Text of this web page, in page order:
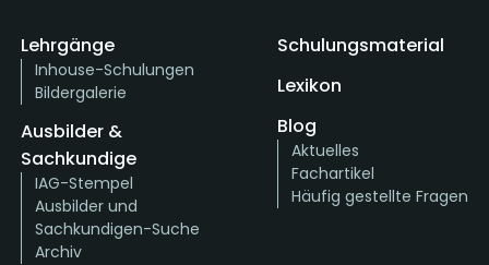
Lehrgänge
Inhouse-Schulungen
Bildergalerie
Ausbilder &
Sachkundige
IAG-Stempel
Ausbilder und
Sachkundigen-Suche
Archiv
Schulungsmaterial
Lexikon
Blog
Aktuelles
Fachartikel
Häufig gestellte Fragen